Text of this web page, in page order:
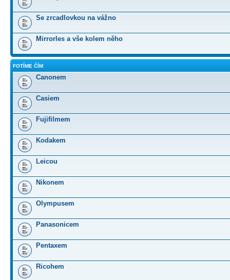
Se zrcadlovkou na vážno
Mirrorles a vše kolem něho
FOTÍME ČÍM
Canonem
Casiem
Fujifilmem
Kodakem
Leicou
Nikonem
Olympusem
Panasonicem
Pentaxem
Ricohem